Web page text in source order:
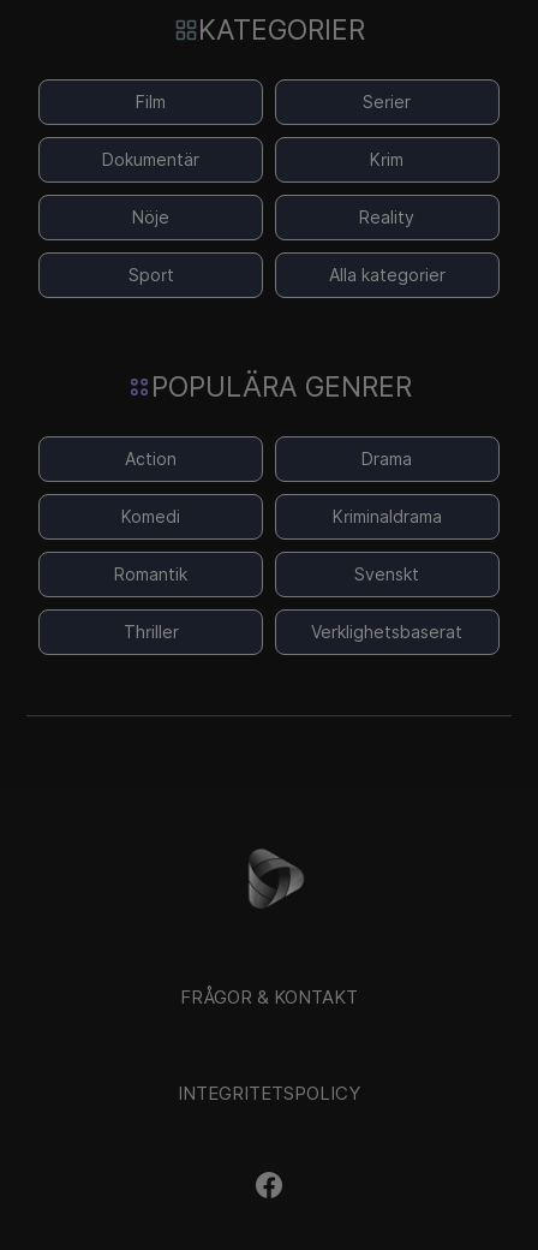
KATEGORIER
Film Serier
Dokumentär Krim
Nöje Reality
Sport Alla kategorier
POPULÄRA GENRER
Action Drama
Komedi Kriminaldrama
Romantik Svenskt
Thriller Verklighetsbaserat
FRÅGOR & KONTAKT
INTEGRITETSPOLICY